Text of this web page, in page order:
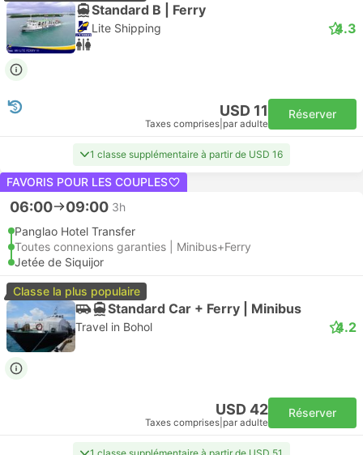
Standard B | Ferry
Lite Shipping 4.3
USD 11
Taxes comprises par adulte
Réserver
1 classe supplémentaire à partir de USD 16
FAVORIS POUR LES COUPLES
06:00 09:00 3h
Panglao Hotel Transfer
Toutes connexions garanties | Minibus+Ferry
Jetée de Siquijor
Classe la plus populaire
Standard Car + Ferry | Minibus
Travel in Bohol 4.2
USD 42
Taxes comprises par adulte
Réserver